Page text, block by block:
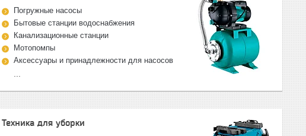
Погружные насосы
Бытовые станции водоснабжения
Канализационные станции
Мотопомпы
Аксессуары и принадлежности для насосов
Техника для уборки